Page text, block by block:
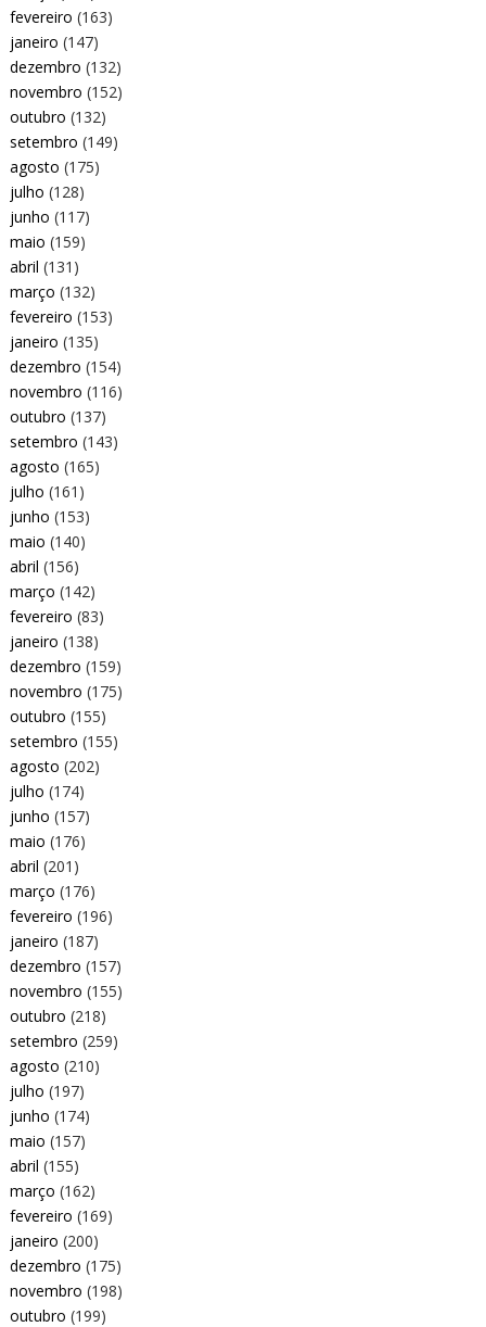
fevereiro (163)
janeiro (147)
dezembro (132)
novembro (152)
outubro (132)
setembro (149)
agosto (175)
julho (128)
junho (117)
maio (159)
abril (131)
março (132)
fevereiro (153)
janeiro (135)
dezembro (154)
novembro (116)
outubro (137)
setembro (143)
agosto (165)
julho (161)
junho (153)
maio (140)
abril (156)
março (142)
fevereiro (83)
janeiro (138)
dezembro (159)
novembro (175)
outubro (155)
setembro (155)
agosto (202)
julho (174)
junho (157)
maio (176)
abril (201)
março (176)
fevereiro (196)
janeiro (187)
dezembro (157)
novembro (155)
outubro (218)
setembro (259)
agosto (210)
julho (197)
junho (174)
maio (157)
abril (155)
março (162)
fevereiro (169)
janeiro (200)
dezembro (175)
novembro (198)
outubro (199)